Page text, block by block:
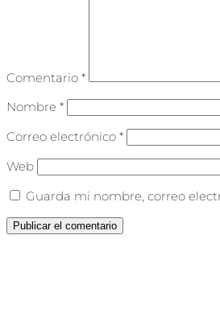
Comentario *
Nombre *
Correo electrónico *
Web
Guarda mi nombre, correo